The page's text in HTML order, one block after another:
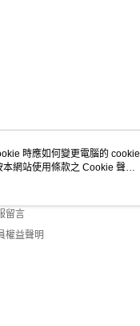
資訊
留言
權益聲明
時應如何變更電腦的 cookie
網站使用條款之 Cookie 聲明